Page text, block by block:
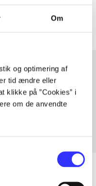
Om
og optimering af
tid ændre eller
klikke på ”Cookies” i
om de anvendte